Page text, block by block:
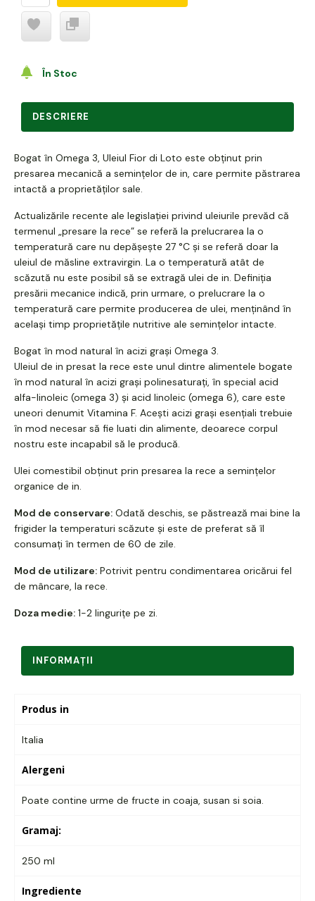
În Stoc
DESCRIERE
Bogat în Omega 3, Uleiul Fior di Loto este obținut prin
presarea mecanică a semințelor de in, care permite păstrarea
intactă a proprietăților sale.
Actualizările recente ale legislației privind uleiurile prevăd că
termenul „presare la rece” se referă la prelucrarea la o
temperatură care nu depășește 27 °C și se referă doar la
uleiul de măsline extravirgin. La o temperatură atât de
scăzută nu este posibil să se extragă ulei de in. Definiția
presării mecanice indică, prin urmare, o prelucrare la o
temperatură care permite producerea de ulei, menținând în
același timp proprietățile nutritive ale semințelor intacte.
Bogat în mod natural în acizi grași Omega 3.
Uleiul de in presat la rece este unul dintre alimentele bogate
în mod natural în acizi grași polinesaturați, în special acid
alfa-linoleic (omega 3) și acid linoleic (omega 6), care este
uneori denumit Vitamina F. Acești acizi grași esențiali trebuie
în mod necesar să fie luati din alimente, deoarece corpul
nostru este incapabil să le producă.
Ulei comestibil obținut prin presarea la rece a semințelor
organice de in.
Mod de conservare: Odată deschis, se păstrează mai bine la
frigider la temperaturi scăzute și este de preferat să îl
consumați în termen de 60 de zile.
Mod de utilizare: Potrivit pentru condimentarea oricărui fel
de mâncare, la rece.
Doza medie: 1-2 lingurițe pe zi.
INFORMAŢII
Produs in
Italia
Alergeni
Poate contine urme de fructe in coaja, susan si soia.
Gramaj:
250 ml
Ingrediente